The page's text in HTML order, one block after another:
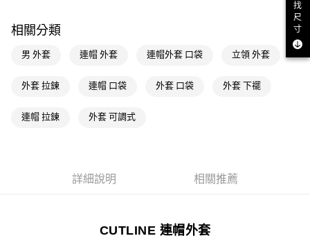
每筆NT$80，滿NT$1,500(含以上)免運費
萊爾富取貨付款
付款後萊爾富取貨
每筆NT$80，滿NT$1,500(含以上)免運費
付款後7-11取貨
相關分類
男 外套 連帽 外套 連帽外套 口袋 立領 外套
外套 拉鍊 連帽 口袋 外套 口袋 外套 下襬
連帽 拉鍊 外套 可調式
詳細說明 相關推薦
CUTLINE 連帽外套
找
尺
寸